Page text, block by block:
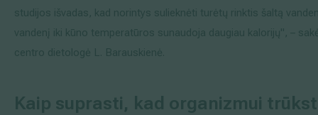
studijos išvadas, kad norintys sulieknėti turėtų rinktis šaltą
vandenį iki kūno temperatūros sunaudoja daugiau kalorijų", –
centro dietologė L. Barauskienė.
Kaip suprasti, kad organizmui